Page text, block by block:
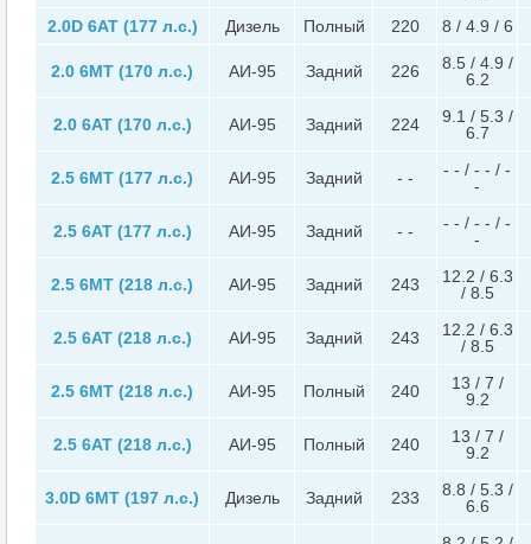
2.0D 6AT (177 л.с.)
Дизель Полный 220 8 / 4.9 / 6
2.0 6MT (170 л.с.) АИ-95 Задний 226
8.5 / 4.9 /
6.2
2.0 6AT (170 л.с.) АИ-95 Задний 224
9.1 / 5.3 /
6.7
2.5 6MT (177 л.с.) АИ-95 Задний - -
- - / - - / -
-
2.5 6AT (177 л.с.) АИ-95 Задний - -
- - / - - / -
-
2.5 6MT (218 л.с.) АИ-95 Задний 243
12.2 / 6.3
/ 8.5
2.5 6AT (218 л.с.) АИ-95 Задний 243
12.2 / 6.3
/ 8.5
2.5 6MT (218 л.с.) АИ-95 Полный 240
13 / 7 /
9.2
2.5 6AT (218 л.с.) АИ-95 Полный 240
13 / 7 /
9.2
3.0D 6MT (197 л.с.) Дизель Задний 233
8.8 / 5.3 /
6.6